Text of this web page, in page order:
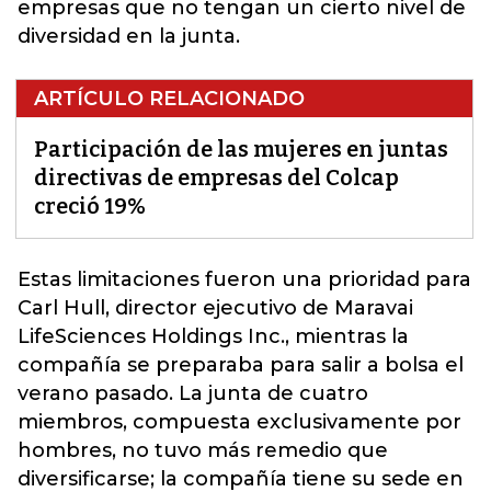
empresas que no tengan un cierto nivel de
diversidad en la junta.
ARTÍCULO RELACIONADO
Participación de las mujeres en juntas
directivas de empresas del Colcap
creció 19%
Estas limitaciones fueron una prioridad para
Carl Hull, director ejecutivo de Maravai
LifeSciences Holdings Inc., mientras la
compañía se preparaba para salir a bolsa el
verano pasado. La junta de cuatro
miembros, compuesta exclusivamente por
hombres, no tuvo más remedio que
diversificarse; la compañía tiene su sede en